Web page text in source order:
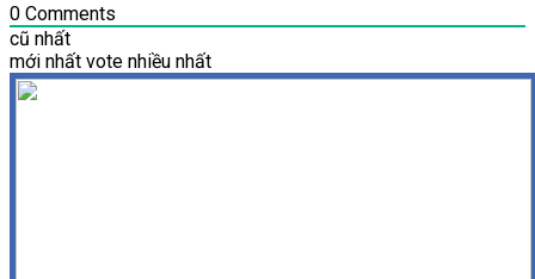
0 Comments
cũ nhất
mới nhất vote nhiều nhất